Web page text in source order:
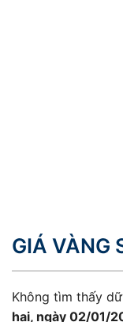
GIÁ VÀNG
Không tìm thấy
hai, ngày 02/01/